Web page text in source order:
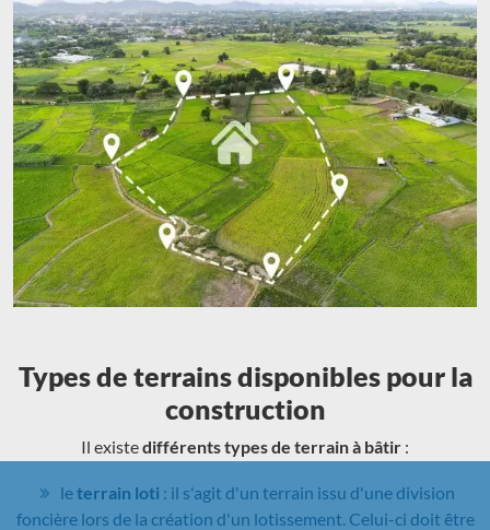
Types de terrains disponibles pour la
construction
Il existedifférents types de terrain à bâtir :
leterrain loti : il s'agit d'un terrain issu d'une division
foncière lors de la création d'un lotissement. Celui-ci doit être